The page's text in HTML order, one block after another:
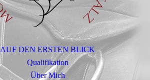
AUF DEN ERSTEN BLICK
Qualifikation
Über Mich